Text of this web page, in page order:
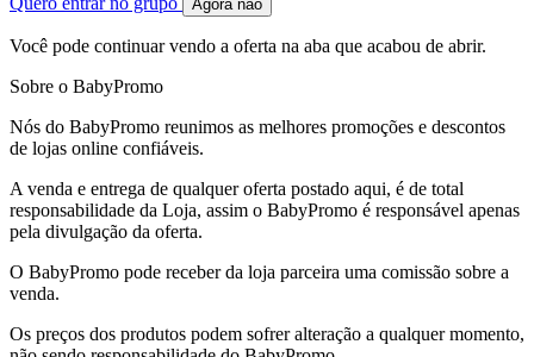
Agora não
Você pode continuar vendo a oferta na aba que acabou de abrir.
Sobre o BabyPromo
Nós do BabyPromo reunimos as melhores promoções e descontos
de lojas online confiáveis.
A venda e entrega de qualquer oferta postado aqui, é de total
responsabilidade da Loja, assim o BabyPromo é responsável apenas
pela divulgação da oferta.
O BabyPromo pode receber da loja parceira uma comissão sobre a
venda.
Os preços dos produtos podem sofrer alteração a qualquer momento,